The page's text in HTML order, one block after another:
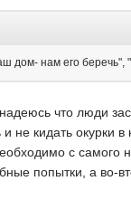
нам его беречь",
что люди
не кидать
с самого
попытки, а во-